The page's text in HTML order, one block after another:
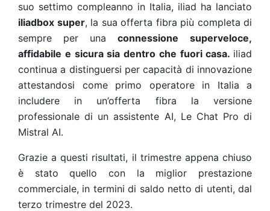
suo settimo compleanno in Italia, iliad ha lanciato
iliadbox super, la sua offerta fibra più completa di
sempre per una
connessione
superveloce,
affidabile e sicura sia dentro che fuori casa. iliad
continua a distinguersi per capacità di innovazione
attestandosi come primo operatore in Italia a
includere in un’offerta fibra la versione
professionale di un assistente AI, Le Chat Pro di
Mistral AI.
Grazie a questi risultati, il trimestre appena chiuso
è stato quello con la miglior prestazione
commerciale, in termini di saldo netto di utenti, dal
terzo trimestre del 2023.